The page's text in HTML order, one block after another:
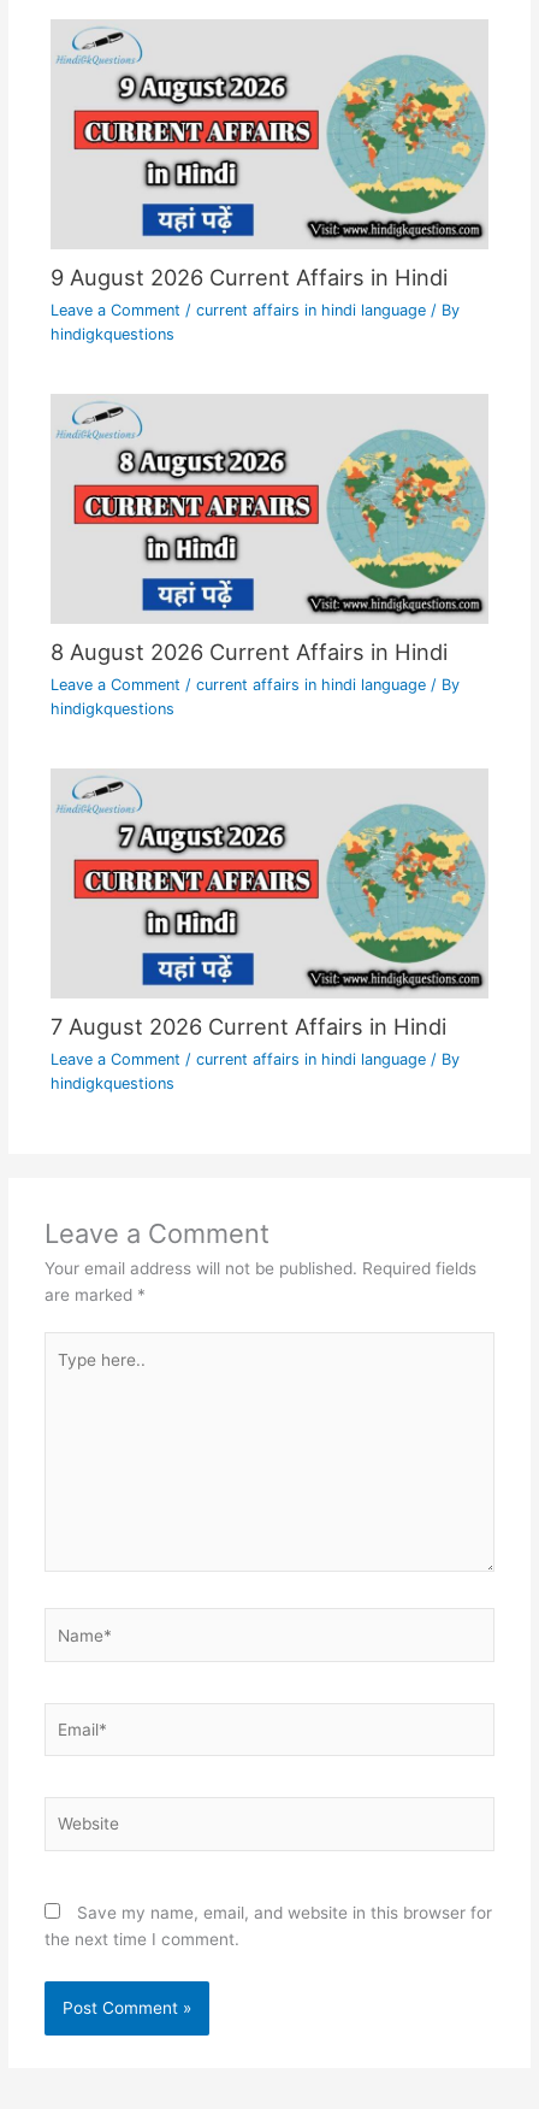
9 August 2026 Current Affairs in Hindi
Leave a Comment / current affairs in hindi language/ By
hindigkquestions
8 August 2026 Current Affairs in Hindi
Leave a Comment / current affairs in hindi language/ By
hindigkquestions
7 August 2026 Current Affairs in Hindi
Leave a Comment / current affairs in hindi language/ By
hindigkquestions
Leave a Comment
Your email address will not be published. Required fields
are marked *
here..
Save my name, email, and website in this browser for
the next time I comment.